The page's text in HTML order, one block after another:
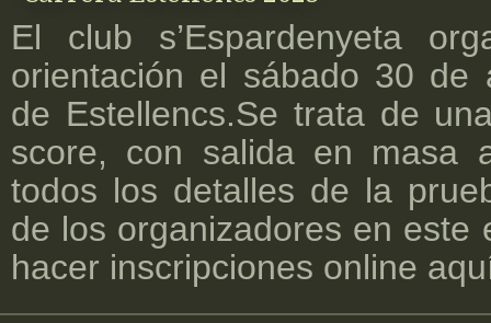
El club s’Espardenyeta
orientación el sábado 30 de
de Estellencs.Se trata de
score, con salida en masa
todos los detalles de la
de los organizadores en este
hacer inscripciones online